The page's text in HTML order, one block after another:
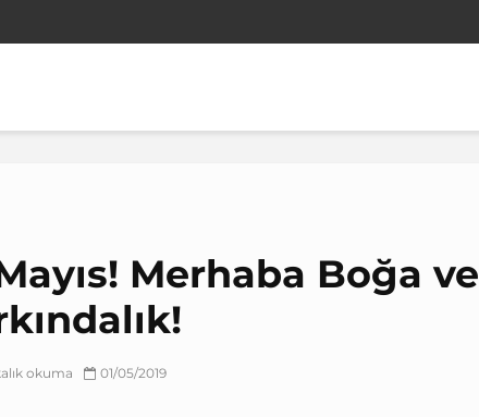
Merhaba Boğa ve
okuma 01/05/2019